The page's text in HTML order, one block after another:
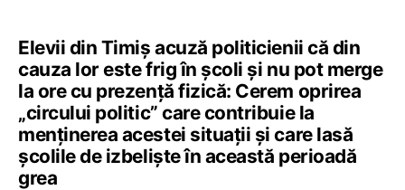
Elevii din Timiș acuză politicienii că din
cauza lor este frig în școli și nu pot merge
la ore cu prezență fizică: Cerem oprirea
„circului politic” care contribuie la
menținerea acestei situații și care lasă
școlile de izbeliște în această perioadă
grea